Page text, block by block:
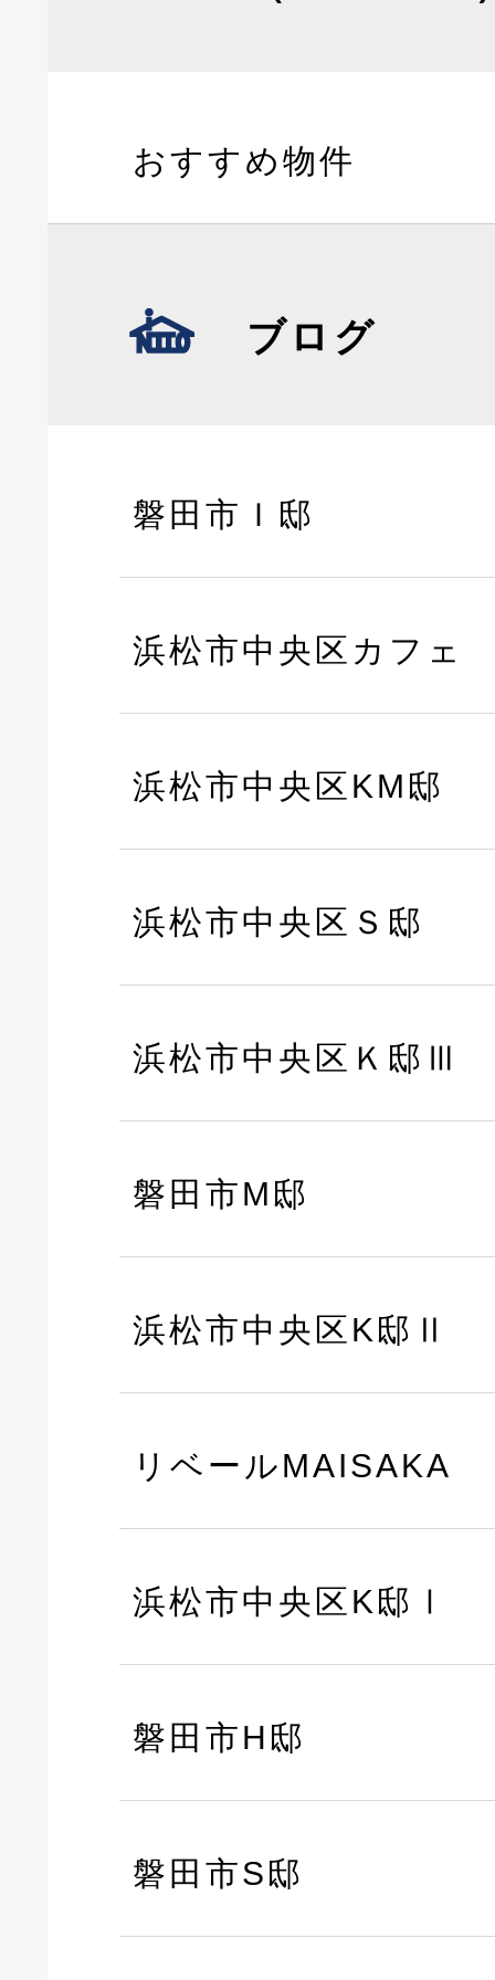
おすすめ物件
ブログ
磐田市Ｉ邸
浜松市中央区カフェ
浜松市中央区KM邸
浜松市中央区Ｓ邸
浜松市中央区Ｋ邸Ⅲ
磐田市M邸
浜松市中央区K邸Ⅱ
リベールMAISAKA
浜松市中央区K邸Ⅰ
磐田市H邸
磐田市S邸